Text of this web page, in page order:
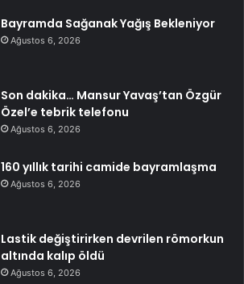
Bayramda Sağanak Yağış Bekleniyor
Ağustos 6, 2026
Son dakika… Mansur Yavaş’tan Özgür
Özel’e tebrik telefonu
Ağustos 6, 2026
160 yıllık tarihi camide bayramlaşma
Ağustos 6, 2026
Lastik değiştirirken devrilen römorkun
altında kalıp öldü
Ağustos 6, 2026